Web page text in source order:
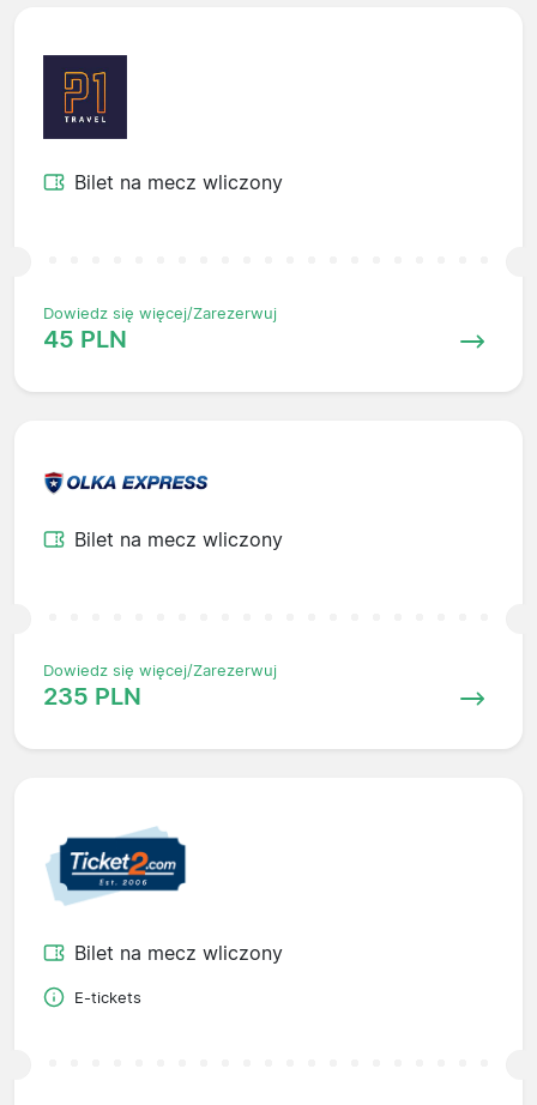
Bilet na mecz wliczony
Dowiedz się więcej/Zarezerwuj
45 PLN
Bilet na mecz wliczony
Dowiedz się więcej/Zarezerwuj
235 PLN
Bilet na mecz wliczony
E-tickets